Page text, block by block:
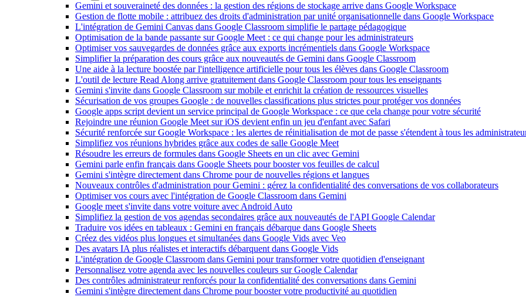
Gemini et souveraineté des données : la gestion des régions de stockage arrive dans Google Workspace
Gestion de flotte mobile : attribuez des droits d'administration par unité organisationnelle dans Google Workspace
L'intégration de Gemini Canvas dans Google Classroom simplifie le partage pédagogique
Optimisation de la bande passante sur Google Meet : ce qui change pour les administrateurs
Optimiser vos sauvegardes de données grâce aux exports incrémentiels dans Google Workspace
Simplifier la préparation des cours grâce aux nouveautés de Gemini dans Google Classroom
Une aide à la lecture boostée par l'intelligence artificielle pour tous les élèves dans Google Classroom
L'outil de lecture Read Along arrive gratuitement dans Google Classroom pour tous les enseignants
Gemini s'invite dans Google Classroom sur mobile et enrichit la création de ressources visuelles
Sécurisation de vos groupes Google : de nouvelles classifications plus strictes pour protéger vos données
Google apps script devient un service principal de Google Workspace : ce que cela change pour votre sécurité
Rejoindre une réunion Google Meet sur iOS devient enfin un jeu d'enfant avec Safari
Sécurité renforcée sur Google Workspace : les alertes de réinitialisation de mot de passe s'étendent à tous les
Simplifiez vos réunions hybrides grâce aux codes de salle Google Meet
Résoudre les erreurs de formules dans Google Sheets en un clic avec Gemini
Gemini parle enfin français dans Google Sheets pour booster vos feuilles de calcul
Gemini s'intègre directement dans Chrome pour de nouvelles régions et langues
Nouveaux contrôles d'administration pour Gemini : gérez la confidentialité des conversations de vos collaborateurs
Optimiser vos cours avec l'intégration de Google Classroom dans Gemini
Google meet s'invite dans votre voiture avec Android Auto
Simplifiez la gestion de vos agendas secondaires grâce aux nouveautés de l'API Google Calendar
Traduire vos idées en tableaux : Gemini en français débarque dans Google Sheets
Créez des vidéos plus longues et simultanées dans Google Vids avec Veo
Des avatars IA plus réalistes et interactifs débarquent dans Google Vids
L'intégration de Google Classroom dans Gemini pour transformer votre quotidien d'enseignant
Personnalisez votre agenda avec les nouvelles couleurs sur Google Calendar
Des contrôles administrateur renforcés pour la confidentialité des conversations dans Gemini
Gemini s'intègre directement dans Chrome pour booster votre productivité au quotidien